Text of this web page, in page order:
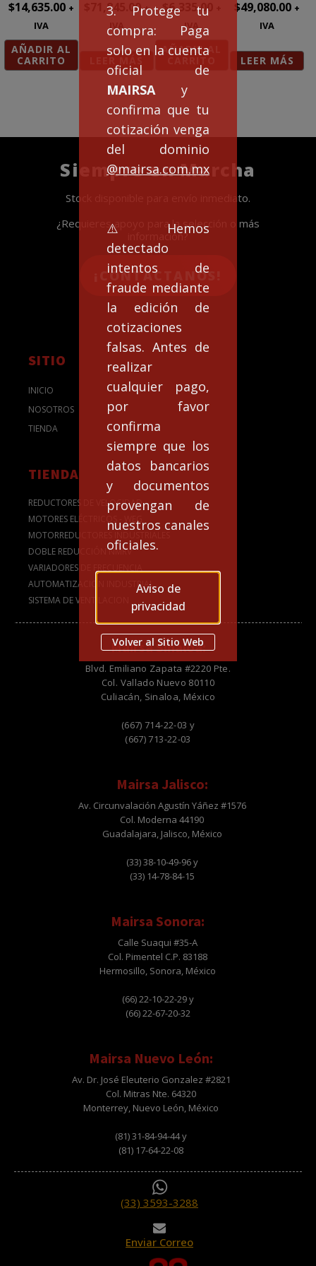
3. Protege tu
compra: Paga
solo en la cuenta
oficial de
MAIRSA y
confirma que tu
cotización venga
del dominio
@mairsa.com.mx
⚠️Hemos
detectado
intentos de
fraude mediante
la edición de
cotizaciones
falsas. Antes de
realizar
cualquier pago,
por favor
confirma
siempre que los
datos bancarios
y documentos
provengan de
nuestros canales
oficiales.
Aviso de
privacidad
Volver al Sitio Web
$14,635.00 +
IVA
AÑADIR AL
CARRITO
71,845.00 +
IVA
$6,335.00
IVA
AÑADIR AL
$49,080.00 +
IVA
LEER MÁS
Siempre en Marcha
Stock disponible para envío inmediato.
¿Requieres apoyo para la selección o más
información?
¡CONTACTANOS!
SITIO
INICIO
NOSOTROS
TIENDA
TIENDA
REDUCTORES DE VELOCIDAD
MOTORES ELÉCTRICOS - WEG
MOTORREDUCTORES INDUSTRIALES
DOBLE REDUCCIÓN NMRV
VARIADORES DE FRECUENCIA
AUTOMATIZACION INDUSTRIAL
SISTEMA DE VENTILACION
Mairsa Sinaloa:
Blvd. Emiliano Zapata #2220 Pte.
Col. Vallado Nuevo 80110
Culiacán, Sinaloa, México
(667) 714-22-03 y
(667) 713-22-03
Mairsa Jalisco:
Av. Circunvalación Agustín Yáñez #1576
Col. Moderna 44190
Guadalajara, Jalisco, México
(33) 38-10-49-96 y
(33) 14-78-84-15
Mairsa Sonora:
Calle Suaqui #35-A
Col. Pimentel C.P. 83188
Hermosillo, Sonora, México
(66) 22-10-22-29 y
(66) 22-67-20-32
Mairsa Nuevo León:
Av. Dr. José Eleuterio Gonzalez #2821
Col. Mitras Nte. 64320
Monterrey, Nuevo León, México
(81) 31-84-94-44 y
(81) 17-64-22-08
(33) 3593-3288
Enviar Correo